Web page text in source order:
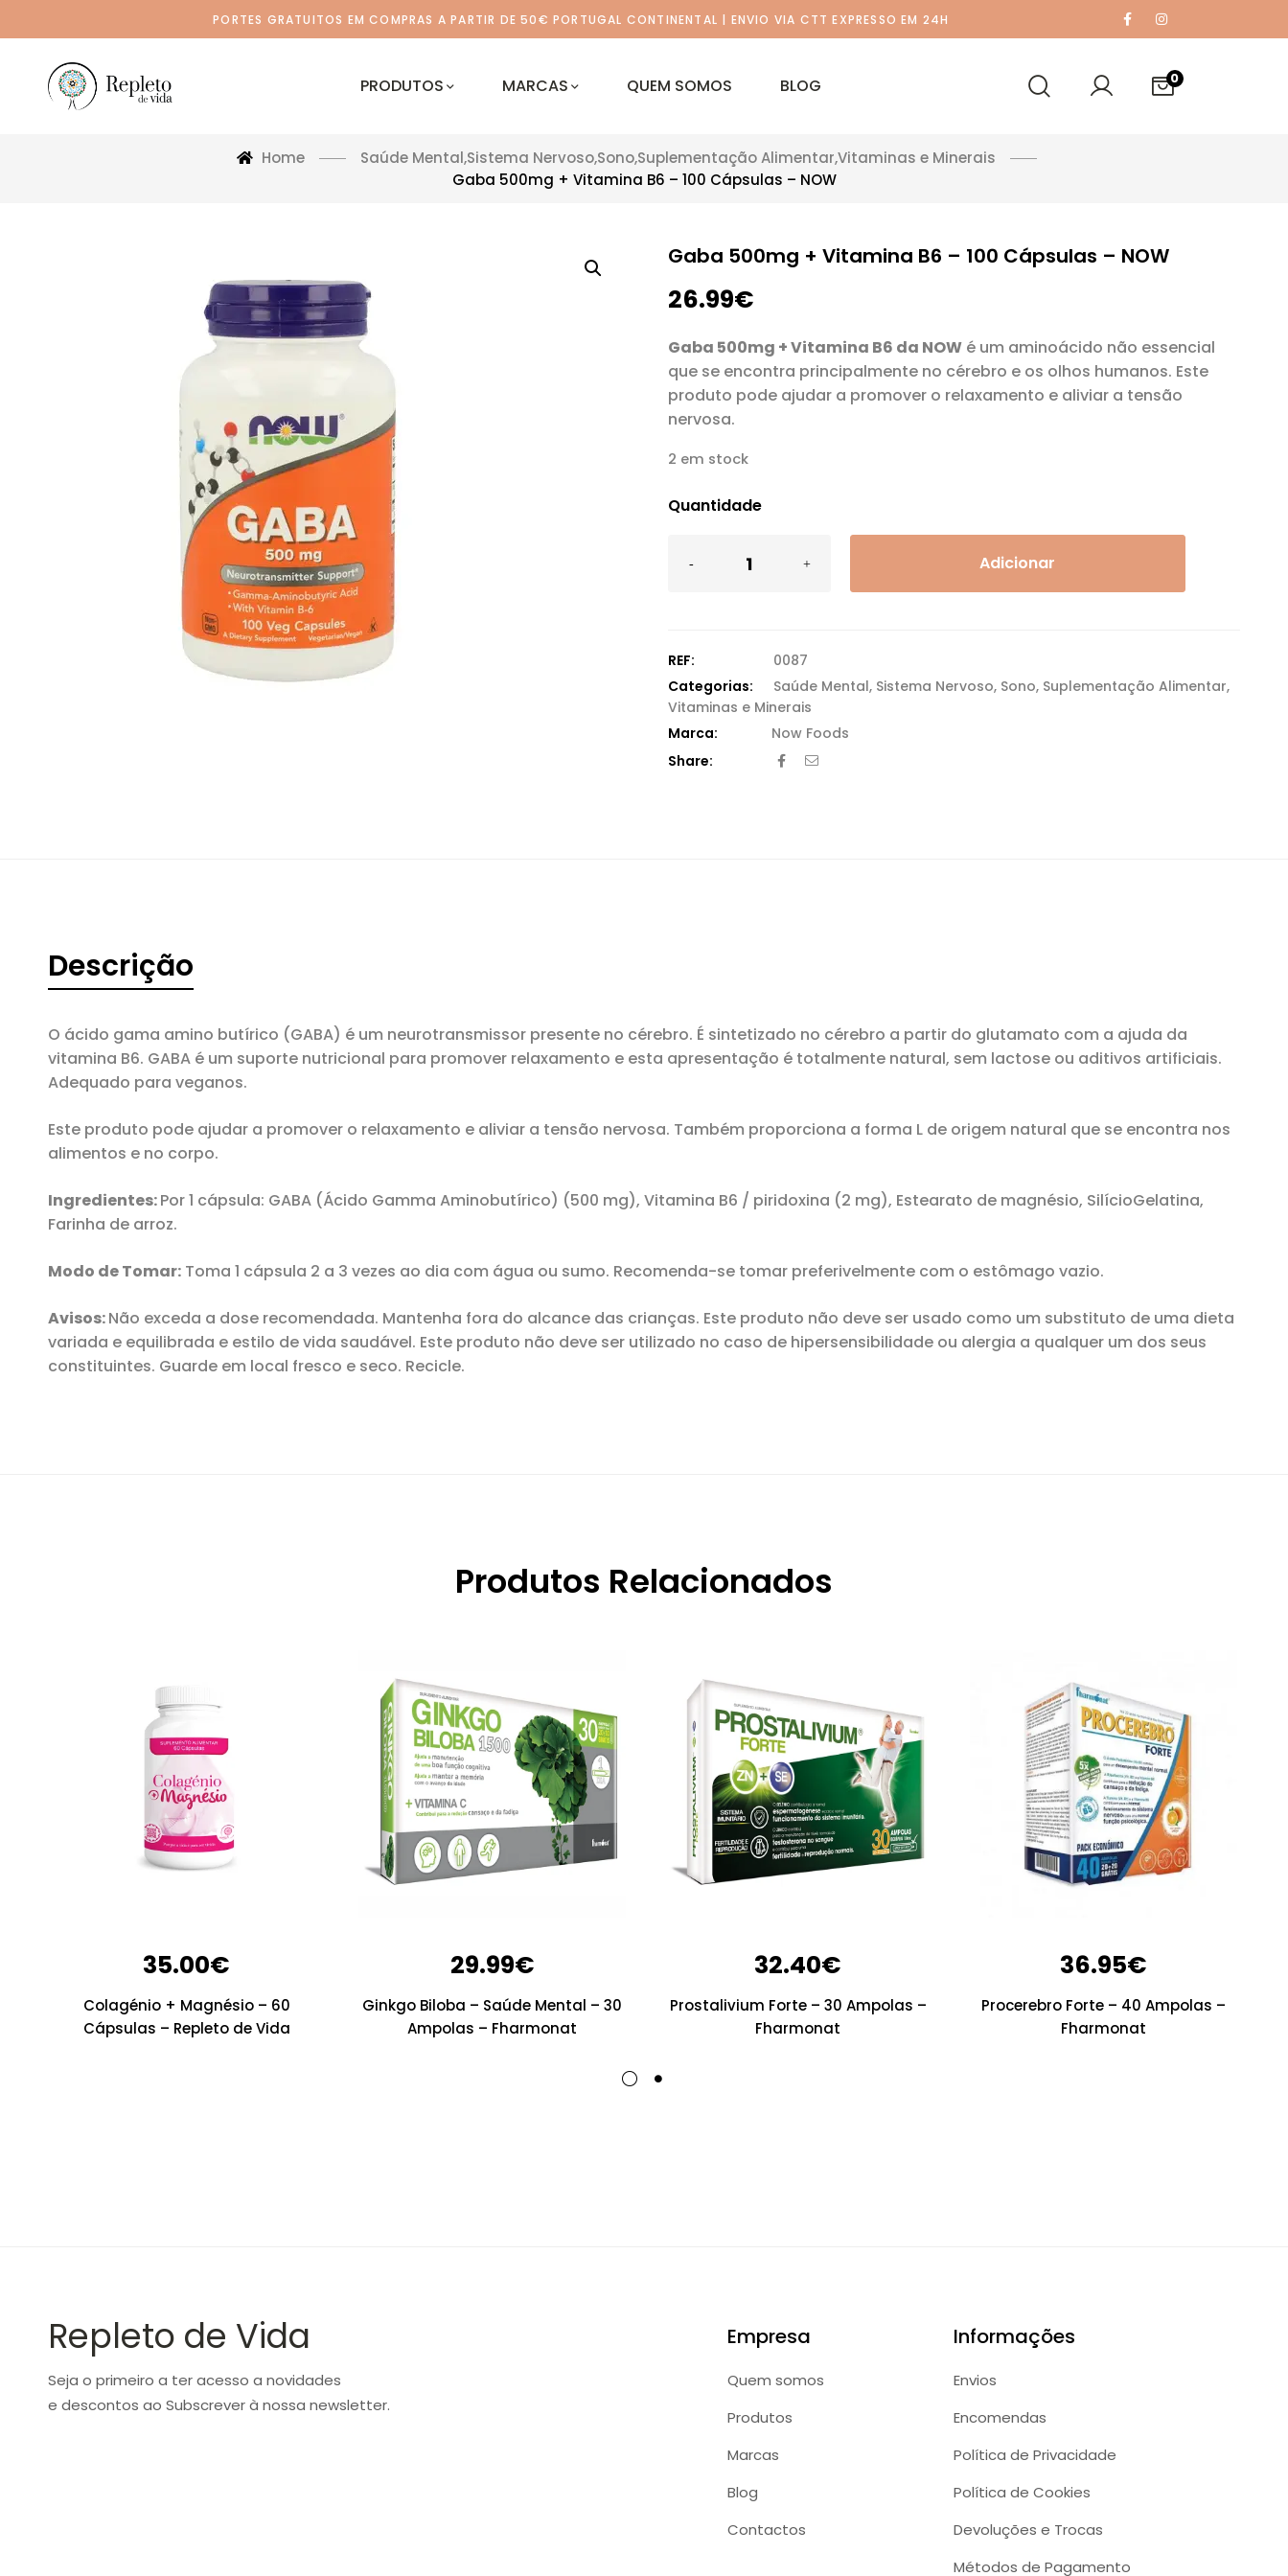
PORTES GRATUITOS EM COMPRAS A PARTIR DE 50€ PORTUGAL CONTINENTAL | ENVIO VIA CTT EXPRESSO EM 24H
PRODUTOS MARCAS QUEM SOMOS BLOG 0
Home Saúde Mental,Sistema Nervoso,Sono,Suplementação Alimentar,Vitaminas e Minerais
Gaba 500mg + Vitamina B6 – 100 Cápsulas – NOW
Gaba 500mg + Vitamina B6 – 100 Cápsulas – NOW
26.99€
Gaba 500mg + Vitamina B6 da NOWé um aminoácido não essencial
que se encontra principalmente no cérebro e os olhos humanos. Este
produto pode ajudar a promover o relaxamento e aliviar a tensão
nervosa.
2 em stock
Quantidade
Adicionar
REF:
0087
Categorias:
Saúde Mental, Sistema Nervoso, Sono, Suplementação Alimentar,
Vitaminas e Minerais
Now Foods
Share:
Descrição
O ácido gama amino butírico (GABA) é um neurotransmissor presente no cérebro. É sintetizado no cérebro a partir do glutamato com a ajuda da
vitamina B6. GABA é um suporte nutricional para promover relaxamento e esta apresentação é totalmente natural, sem lactose ou aditivos artificiais.
Adequado para veganos.
Este produto pode ajudar a promover o relaxamento e aliviar a tensão nervosa. Também proporciona a forma L de origem natural que se encontra nos
alimentos e no corpo.
Ingredientes:Por 1 cápsula: GABA (Ácido Gamma Aminobutírico) (500 mg), Vitamina B6 / piridoxina (2 mg), Estearato de magnésio, SilícioGelatina,
Farinha de arroz.
Modo de Tomar: Toma 1 cápsula 2 a 3 vezes ao dia com água ou sumo. Recomenda-se tomar preferivelmente com o estômago vazio.
Avisos:Não exceda a dose recomendada. Mantenha fora do alcance das crianças. Este produto não deve ser usado como um substituto de uma dieta
variada e equilibrada e estilo de vida saudável. Este produto não deve ser utilizado no caso de hipersensibilidade ou alergia a qualquer um dos seus
constituintes. Guarde em local fresco e seco. Recicle.
Produtos Relacionados
35.00€
Colagénio + Magnésio – 60
Cápsulas – Repleto de Vida
29.99€
Ginkgo Biloba – Saúde Mental – 30
Ampolas – Fharmonat
32.40€
Prostalivium Forte – 30 Ampolas –
Fharmonat
36.95€
Procerebro Forte – 40 Ampolas –
Fharmonat
Repleto de Vida
Seja o primeiro a ter acesso a novidades
e descontos ao Subscrever à nossa newsletter.
Empresa
Quem somos
Produtos
Marcas
Blog
Contactos
Informações
Envios
Encomendas
Política de Privacidade
Política de Cookies
Devoluções e Trocas
Métodos de Pagamento